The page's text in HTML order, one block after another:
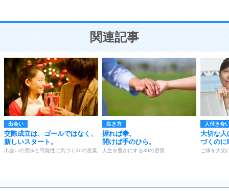
ことが大切。
関連記事
出会い
交際成立は、ゴールではなく、
新しいスタート。
出会いの意味と可能性に気づく30の言葉
生き方
握れば拳。
開けば手のひら。
人生を豊かにする30の習慣
人付き合
大切な人
づくのに
ご縁を大切